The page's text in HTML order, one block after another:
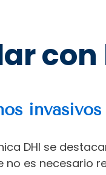
con
invasivos
DHI se
no es necesario